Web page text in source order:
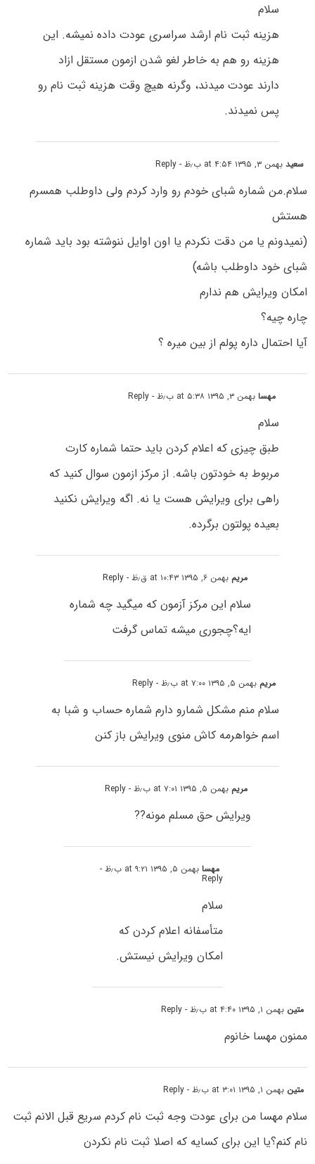
سلام
هزینه ثبت نام ارشد سراسری عودت داده نمیشه. این
هزینه رو هم به خاطر لغو شدن ازمون مستقل ازاد
دارند عودت میدند، وگرنه هیچ وقت هزینه ثبت نام رو
پس نمیدند.
سعیدبهمن ۳, ۱۳۹۵ at ۴:۵۴ ب٫ظ - Reply
سلام.من شماره شبای خودم رو وارد کردم ولی داوطلب همسرم
هستش
(نمیدونم یا من دقت نکردم یا اون اوایل ننوشته بود باید شماره
شبای خود داوطلب باشه)
امکان ویرایش هم ندارم
چاره چیه؟
آیا احتمال داره پولم از بین میره ؟
مهسابهمن ۳, ۱۳۹۵ at ۵:۳۸ ب٫ظ - Reply
سلام
طبق چیزی که اعلام کردن باید حتما شماره کارت
مربوط به خودتون باشه. از مرکز ازمون سوال کنید که
راهی برای ویرایش هست یا نه. اگه ویرایش نکنید
بعیده پولتون برگرده.
مریم بهمن ۶, ۱۳۹۵ at ۱۰:۴۳ ق٫ظ - Reply
سلام این مرکز آزمون که میگید چه شماره
ایه؟چجوری میشه تماس گرفت
مریم بهمن ۵, ۱۳۹۵ at ۷:۰۰ ب٫ظ - Reply
سلام منم مشکل شمارو دارم شماره حساب و شبا به
اسم خواهرمه کاش منوی ویرایش باز کنن
مریم بهمن ۵, ۱۳۹۵ at ۷:۰۱ ب٫ظ - Reply
ویرایش حق مسلم مونه??
مهسابهمن ۵, ۱۳۹۵ at ۹:۲۱ ب٫ظ -
Reply
سلام
متأسفانه اعلام کردن که
امکان ویرایش نیستش.
متین بهمن ۱, ۱۳۹۵ at ۴:۴۰ ب٫ظ - Reply
ممنون مهسا خانوم
متین بهمن ۱, ۱۳۹۵ at ۳:۰۱ ب٫ظ - Reply
سلام مهسا من برای عودت وجه ثبت نام کردم سریع قبل الانم ثبت
نام کنم؟یا این برای کسایه که اصلا ثبت نام نکردن